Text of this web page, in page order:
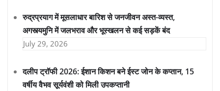
रुद्रप्रयाग में मूसलाधार बारिश से जनजीवन अस्त-व्यस्त,
अगस्त्यमुनि में जलभराव और भूस्खलन से कई सड़कें बंद
July 29, 2026
दलीप ट्रॉफी 2026: ईशान किशन बने ईस्ट जोन के कप्तान, 15
वर्षीय वैभव सूर्यवंशी को मिली उपकप्तानी